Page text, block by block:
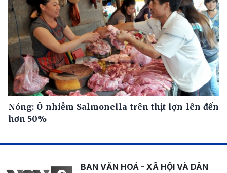
Nóng: Ô nhiễm Salmonella trên thịt lợn lên đến
hơn 50%
BAN VĂN HOÁ - XÃ HỘI VÀ DÂN